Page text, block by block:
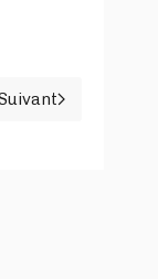
noire ne fait pas
Article suivant :